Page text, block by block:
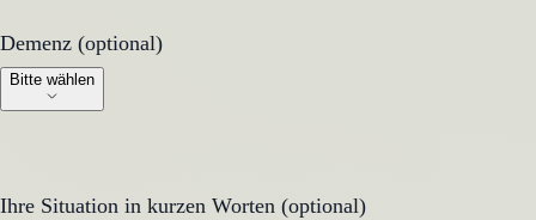
Demenz (optional)
Demenz (optional)
Bitte wählen
Ihre Situation in kurzen Worten (optional)